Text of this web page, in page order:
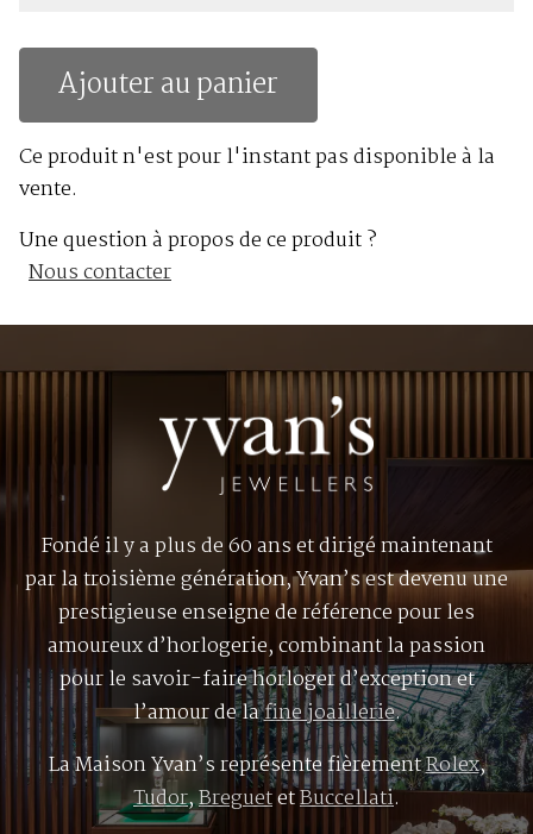
Ajouter au panier
Ce produit n'est pour l'instant pas disponible à la
vente.
Une question à propos de ce produit ?
Nous contacter
Fondé il y a plus de 60 ans et dirigé maintenant
par la troisième génération, Yvan’s est devenu une
prestigieuse enseigne de référence pour les
amoureux d’horlogerie, combinant la passion
pour le savoir-faire horloger d’exception et
l’amour de lafine joaillerie.
La Maison Yvan’s représente fièrementRolex,
Tudor,BreguetetBuccellati.